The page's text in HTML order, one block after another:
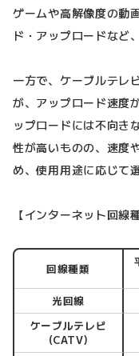
ゲームや高解像度の動
ド・アップロードなど
一方で、ケーブルテレ
が、アップロード速度
ップロードには不向き
性が高いものの、速度
め、使用用途に応じて
【インターネット回線
回線種類
光回線
ケーブルテレビ
(CATV)